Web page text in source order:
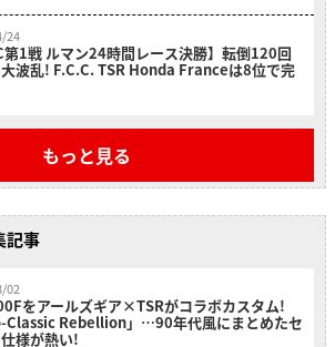
24
第1戦 ルマン24時間レース決勝】転倒120回
波乱! F.C.C. TSR Honda Franceは8位で完
もっと見る
記事
02
をアールズギア×TSRがコラボカスタム!
Classic Rebellion」…90年代風にまとめたセ
様が熱い!